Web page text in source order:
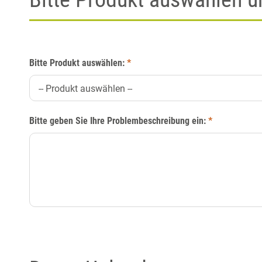
-- Produkt auswählen --
Bitte Produkt auswählen: *
Bitte geben Sie Ihre Problembeschreibung ein: *